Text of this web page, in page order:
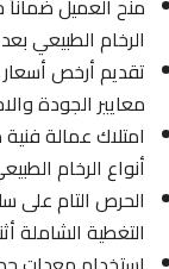
منح العميل ضماناً
الرخام الطبيعي بعد
تقديم أرخص أسعار
معايير الجودة
امتلاك عمالة فنية
أنواع الرخام
الحرص التام على
التغطية الشاملة